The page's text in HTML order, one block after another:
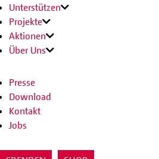
Unterstützen
Projekte
Aktionen
Über Uns
Presse
Download
Kontakt
Jobs